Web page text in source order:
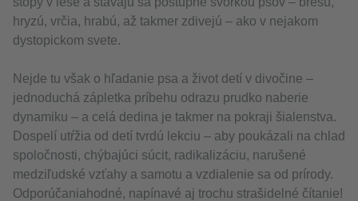
hryzú, vrčia, hrabú, až takmer zdivejú – ako v nejakom
dystopickom svete.
Nejde tu však o hľadanie psa a život detí v divočine –
jednoduchá zápletka príbehu odrazu prudko naberie
dynamiku – a celá dedina je takmer na pokraji šialenstva.
Dospelí utŕžia od detí tvrdú lekciu – aby poukázali na chlad
spoločnosti, chýbajúci súcit, radikalizáciu, narušené
medziľudské vzťahy a samotu a vzdialenie sa od prírody.
Odporúčaniahodné, napínavé aj trochu strašidelné čítanie!